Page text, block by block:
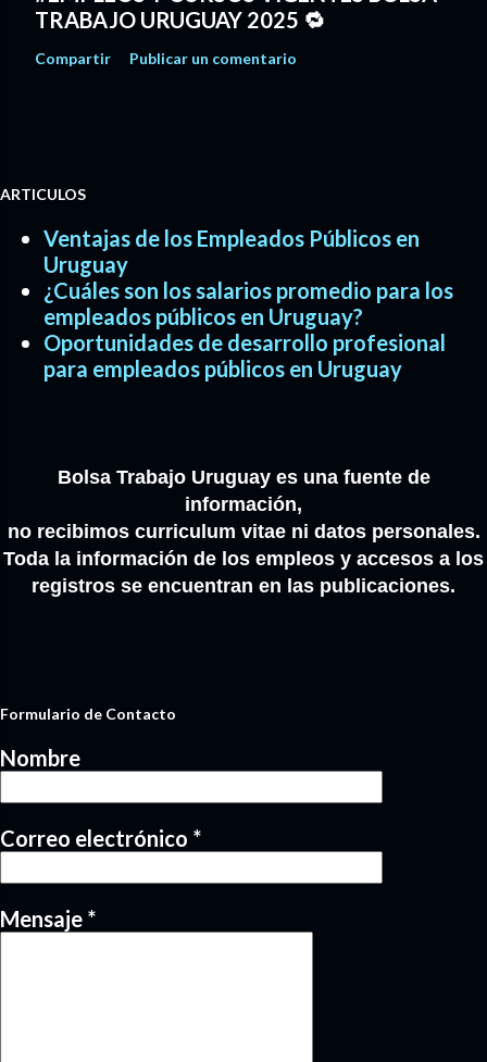
TRABAJO URUGUAY 2025 🔁
Compartir Publicar un comentario
ARTICULOS
Ventajas de los Empleados Públicos en
Uruguay
¿Cuáles son los salarios promedio para los
empleados públicos en Uruguay?
Oportunidades de desarrollo profesional
para empleados públicos en Uruguay
Bolsa Trabajo Uruguay es una fuente de
información,
no recibimos curriculum vitae ni datos personales.
Toda la información de los empleos y accesos a los
registros se encuentran en las publicaciones.
Formulario de Contacto
Nombre
Correo electrónico *
Mensaje *